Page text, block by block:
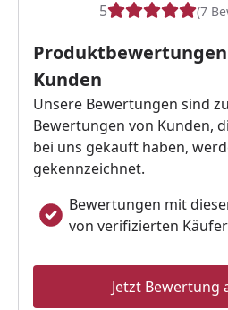
5 (7
Kunden
Unsere Bewertungen sind
Bewertungen von Kunden,
bei uns gekauft haben,
gekennzeichnet.
Bewertungen mit
von verifizierten
Jetzt Bewertung